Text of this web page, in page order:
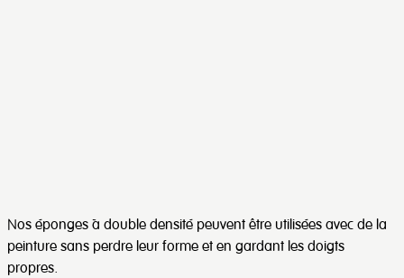
Nos éponges à double densité peuvent être utilisées avec de la
peinture sans perdre leur forme et en gardant les doigts
propres.